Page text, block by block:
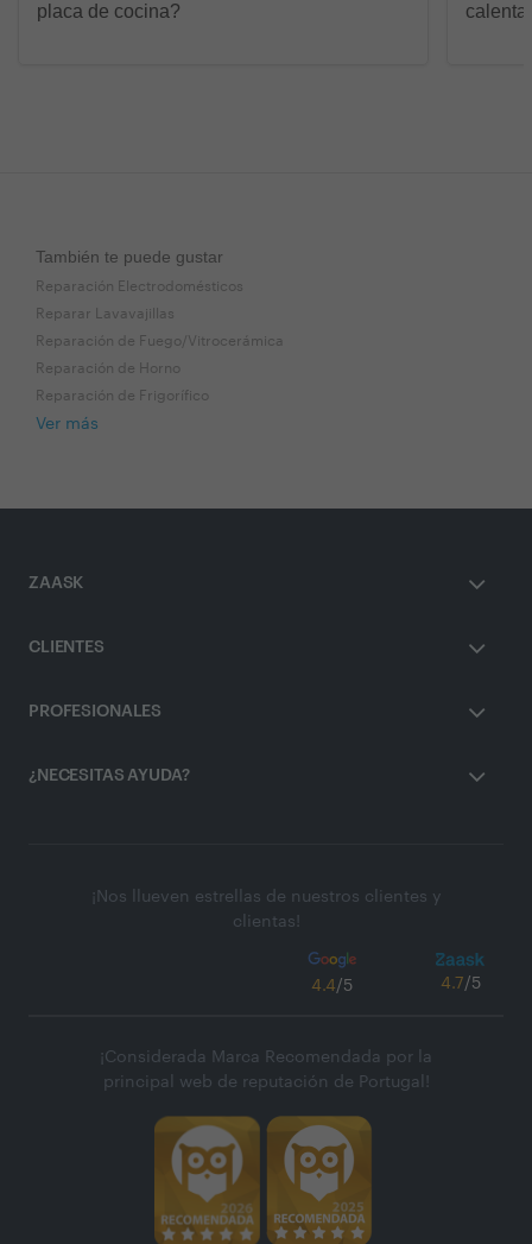
placa de cocina?
También te puede gustar
Reparación Electrodomésticos
Reparar Lavavajillas
Reparación de Fuego/Vitrocerámica
Reparación de Horno
Reparación de Frigorífico
Ver más
ZAASK
CLIENTES
PROFESIONALES
¿NECESITAS AYUDA?
¡Nos llueven estrellas de nuestros clientes y
clientas!
4.4/5 4.7/5
¡Considerada Marca Recomendada por la
principal web de reputación de Portugal!